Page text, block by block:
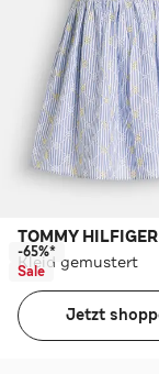
TOMMY HILFIGER
Kleid gemustert
-65%*
Sale
Jetzt